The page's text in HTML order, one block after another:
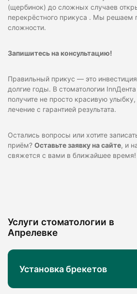
(щербинок) до сложных случаев
перекрёстного прикуса . Мы решаем
сложности.
Запишитесь на консультацию!
Правильный прикус — это
долгие годы. В стоматологии
получите не просто красивую
лечение с гарантией результата.
Остались вопросы или хотите
приём? Оставьте заявку на сайте, и
свяжется с вами в ближайшее время!
Услуги стоматологии в
Апрелевке
Установка брекетов